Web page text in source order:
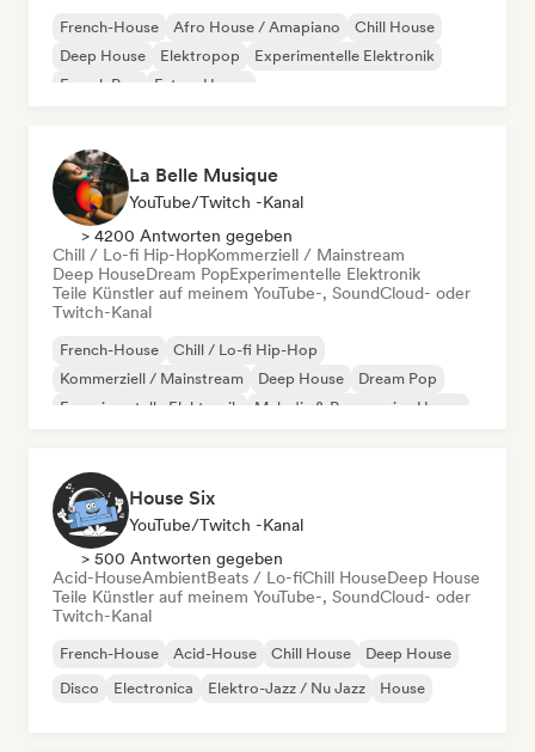
French-House Afro House / Amapiano
Chill House
Deep House
Elektropop
Experimentelle Elektronik
French Pop
Future House
La Belle Musique
YouTube/Twitch -Kanal
> 4200 Antworten gegeben
Chill / Lo-fi Hip-HopKommerziell / Mainstream
Deep HouseDream PopExperimentelle Elektronik
Teile Künstler auf meinem YouTube-, SoundCloud- oder
Twitch-Kanal
French-House
Chill / Lo-fi Hip-Hop
Kommerziell / Mainstream
Deep House
Dream Pop
Experimentelle Elektronik
Melodic & Progressive House
House Six
YouTube/Twitch -Kanal
> 500 Antworten gegeben
Acid-HouseAmbientBeats / Lo-fiChill HouseDeep House
Teile Künstler auf meinem YouTube-, SoundCloud- oder
Twitch-Kanal
French-House Acid-House Chill House
Deep House
Disco
Electronica Elektro-Jazz / Nu Jazz House